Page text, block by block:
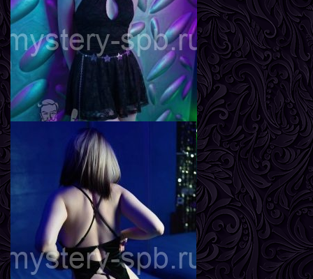
Вес
57 кг
Грудь
3-й
20
167 см
56 кг
Грудь
2-й